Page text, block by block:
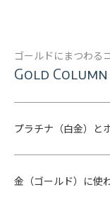
Gold Column
ゴールドにまつわる
プラチナ（白金）と
金（ゴールド）に使